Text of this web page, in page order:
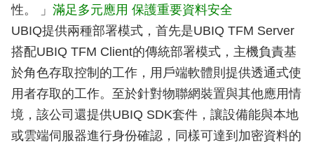
性。 」 滿足多元應用 保護重要資料安全
UBIQ提供兩種部署模式，首先是UBIQ TFM Server
搭配UBIQ TFM Client的傳統部署模式，主機負責基
於角色存取控制的工作，用戶端軟體則提供透通式使
用者存取的工作。至於針對物聯網裝置與其他應用情
境，該公司還提供UBIQ SDK套件，讓設備能與本地
或雲端伺服器進行身份確認，同樣可達到加密資料的